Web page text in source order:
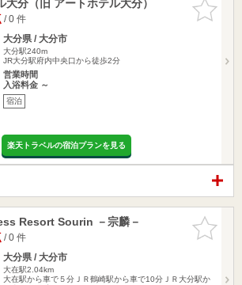
お気に入
りに追加
大分（旧 アートホテル大分）
/ 0 件
大分県 / 大分市
大分駅240m
JR大分駅府内中央口から徒歩2分
営業時間
入浴料金 ～
宿泊
楽天トラベルの宿泊プランを見る
お気に入
りに追加
Resort Sourin －宗麟－
/ 0 件
大分県 / 大分市
大在駅2.04km
大在駅から車で５分ＪＲ鶴崎駅から車で10分ＪＲ大分駅か